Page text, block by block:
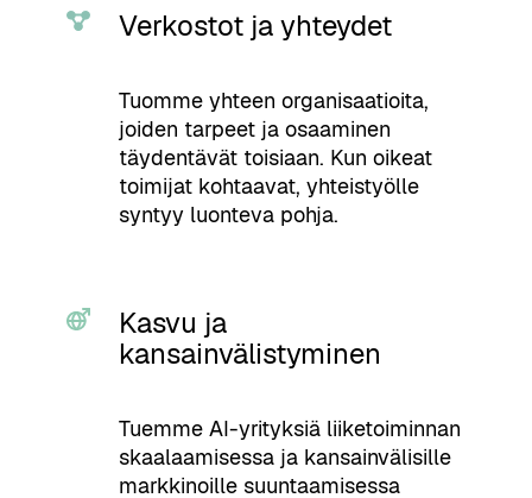
Verkostot ja yhteydet
Tuomme yhteen organisaatioita,
joiden tarpeet ja osaaminen
täydentävät toisiaan. Kun oikeat
toimijat kohtaavat, yhteistyölle
syntyy luonteva pohja.
Kasvu ja
kansainvälistyminen
Tuemme AI-yrityksiä liiketoiminnan
skaalaamisessa ja kansainvälisille
markkinoille suuntaamisessa